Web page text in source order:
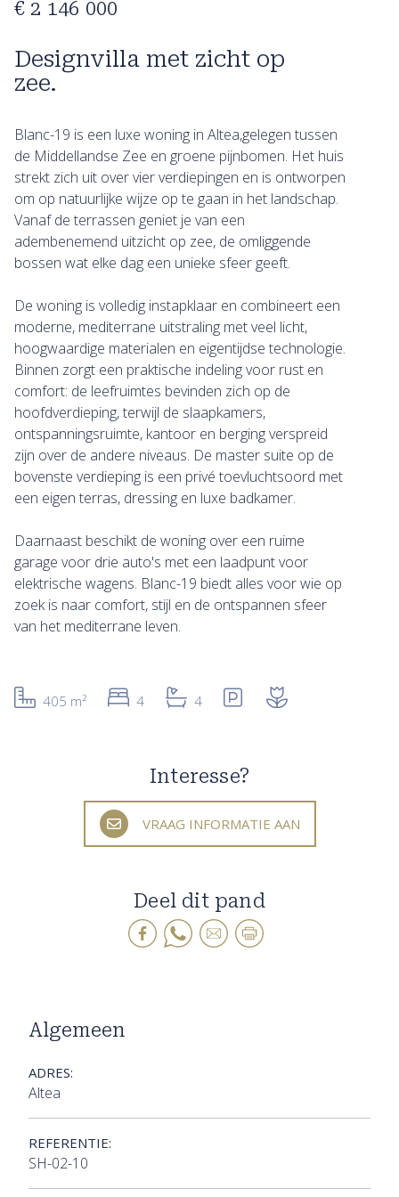
Designvilla met zicht op
zee.
€ 2 146 000
Blanc-19 is een luxe woning in Altea,gelegen tussen
de Middellandse Zee en groene pijnbomen. Het huis
strekt zich uit over vier verdiepingen en is ontworpen
om op natuurlijke wijze op te gaan in het landschap.
Vanaf de terrassen geniet je van een
adembenemend uitzicht op zee, de omliggende
bossen wat elke dag een unieke sfeer geeft.
De woning is volledig instapklaar en combineert een
moderne, mediterrane uitstraling met veel licht,
hoogwaardige materialen en eigentijdse technologie.
Binnen zorgt een praktische indeling voor rust en
comfort: de leefruimtes bevinden zich op de
hoofdverdieping, terwijl de slaapkamers,
ontspanningsruimte, kantoor en berging verspreid
zijn over de andere niveaus. De master suite op de
bovenste verdieping is een privé toevluchtsoord met
een eigen terras, dressing en luxe badkamer.
Daarnaast beschikt de woning over een ruime
garage voor drie auto's met een laadpunt voor
elektrische wagens. Blanc-19 biedt alles voor wie op
zoek is naar comfort, stijl en de ontspannen sfeer
van het mediterrane leven.
405 m² 4 4
Interesse?
VRAAG INFORMATIE AAN
Deel dit pand
Algemeen
ADRES:
Altea
REFERENTIE:
SH-02-10